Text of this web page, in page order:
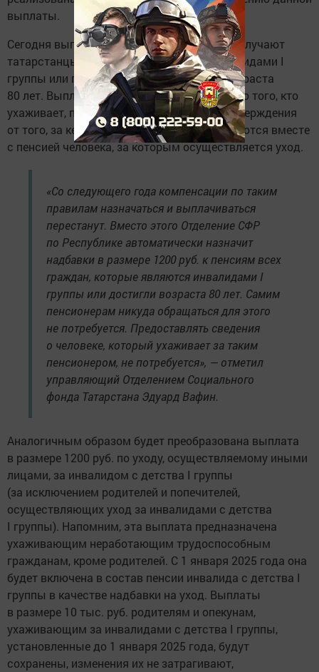
выплаты.
Сегодня выплаты в размере 1200 рублей получают
татарстанцы, которые ухаживают за инвалидами I
группы или пенсионерами, достигшими возраста
80 лет. Выплаты назначаются по заявлению того, кто
ухаживает, при наличии письменного подтверждения
от того, за кем ухаживают. Деньги начисляются вместе
с пенсией человека, за которым осуществляется уход.
«Со следующего года компенсации по таким
правилам назначаться и выплачиваться
перестанут. Вместо этого Отделение СФР
по Республике автоматически назначит
надбавки в размере 1200 руб. к пенсиям всех
граждан, которые являются инвалидами I
группы или достигли возраста 80 лет. Самим
пенсионерам никуда обращаться для этого
не потребуется. Предоставлять сведения
о человеке, который ухаживает за таким
пенсионером, не потребуется», — отметил
управляющий Отделением Социального
фонда Татарстана Эдуард Вафин.
Аналогичным образом будет преобразована выплата
в размере 1200 руб. по уходу, осуществляемому иными
лицами, за инвалидом с детства I группы
(за исключением родителей и попечителей,
осуществляющих уход за инвалидами с детства
I группы). Напомним, эта выплата предназначена
ухаживающим неработающим трудоспособным
гражданам, кроме родителей. С 1 января 2025 года она
будет включена в состав пенсии инвалида с детства I
группы в качестве надбавки на уход. Выплаты
в размере 10 тыс. руб. родителям и опекунам,
ухаживающим за инвалидами с детства I группы,
установленные до 1 января 2025 года, будут
сохранены, изменения их не затрагивают,